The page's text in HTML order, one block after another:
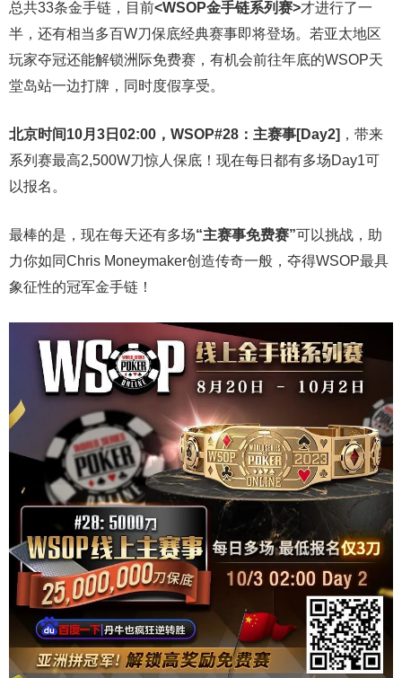
总共33条金手链，目前<WSOP金手链系列赛>才进行了一
半，还有相当多百W刀保底经典赛事即将登场。若亚太地区
玩家夺冠还能解锁洲际免费赛，有机会前往年底的WSOP天
堂岛站一边打牌，同时度假享受。
北京时间10月3日02:00，WSOP#28：主赛事[Day2] ，带来
系列赛最高2,500W刀惊人保底！现在每日都有多场Day1可
以报名。
最棒的是，现在每天还有多场“主赛事免费赛”可以挑战，助
力你如同Chris Moneymaker创造传奇一般，夺得WSOP最具
象征性的冠军金手链！